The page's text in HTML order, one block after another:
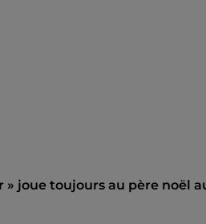
» joue toujours au père noël